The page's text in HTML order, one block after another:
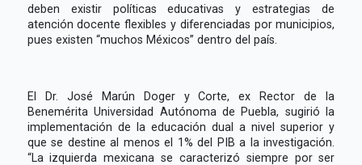
deben existir políticas educativas y estrategias de
atención docente flexibles y diferenciadas por municipios,
pues existen “muchos Méxicos” dentro del país.
El Dr. José Marún Doger y Corte, ex Rector de la
Benemérita Universidad Autónoma de Puebla, sugirió la
implementación de la educación dual a nivel superior y
que se destine al menos el 1% del PIB a la investigación.
“La izquierda mexicana se caracterizó siempre por ser